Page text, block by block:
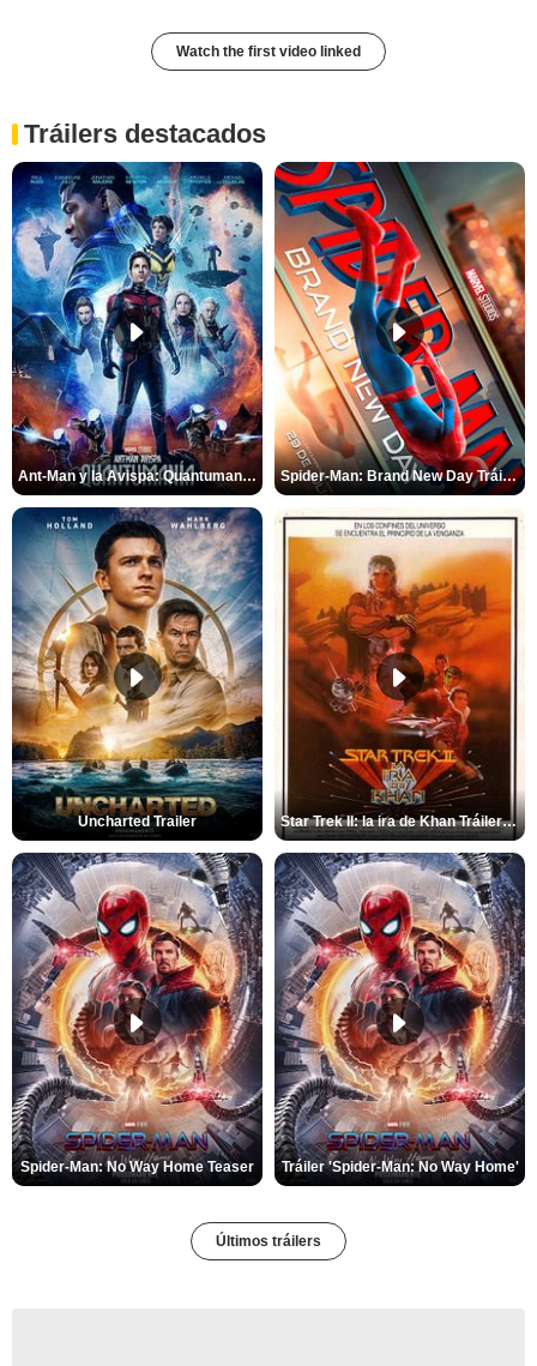
Watch the first video linked
Tráilers destacados
Ant-Man y la Avispa: Quantumanía Tráiler (2) Spider-Man: Brand New Day Tráiler (3)
Uncharted Trailer Star Trek II: la ira de Khan Tráiler VO
Spider-Man: No Way Home Teaser Tráiler 'Spider-Man: No Way Home'
Últimos tráilers